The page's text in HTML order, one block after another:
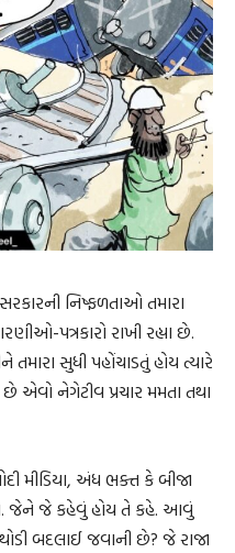
નિષ્ફળતાઓ તમારા
પત્રકારો રાખી રહ્યા છે.
સુધી પહોંચાડતું હોય ત્યારે
એવો નેગેટીવ પ્રચાર મમતા તથા
મીડિયા, અંધ ભક્ત કે બીજા
જેને જે કહેવું હોય તે કહે. આવું
બદલાઈ જવાની છે? જે રાજા